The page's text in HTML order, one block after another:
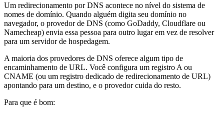
Um redirecionamento por DNS acontece no nível do sistema de
nomes de domínio. Quando alguém digita seu domínio no
navegador, o provedor de DNS (como GoDaddy, Cloudflare ou
Namecheap) envia essa pessoa para outro lugar em vez de resolver
para um servidor de hospedagem.
A maioria dos provedores de DNS oferece algum tipo de
encaminhamento de URL. Você configura um registro A ou
CNAME (ou um registro dedicado de redirecionamento de URL)
apontando para um destino, e o provedor cuida do resto.
Para que é bom: